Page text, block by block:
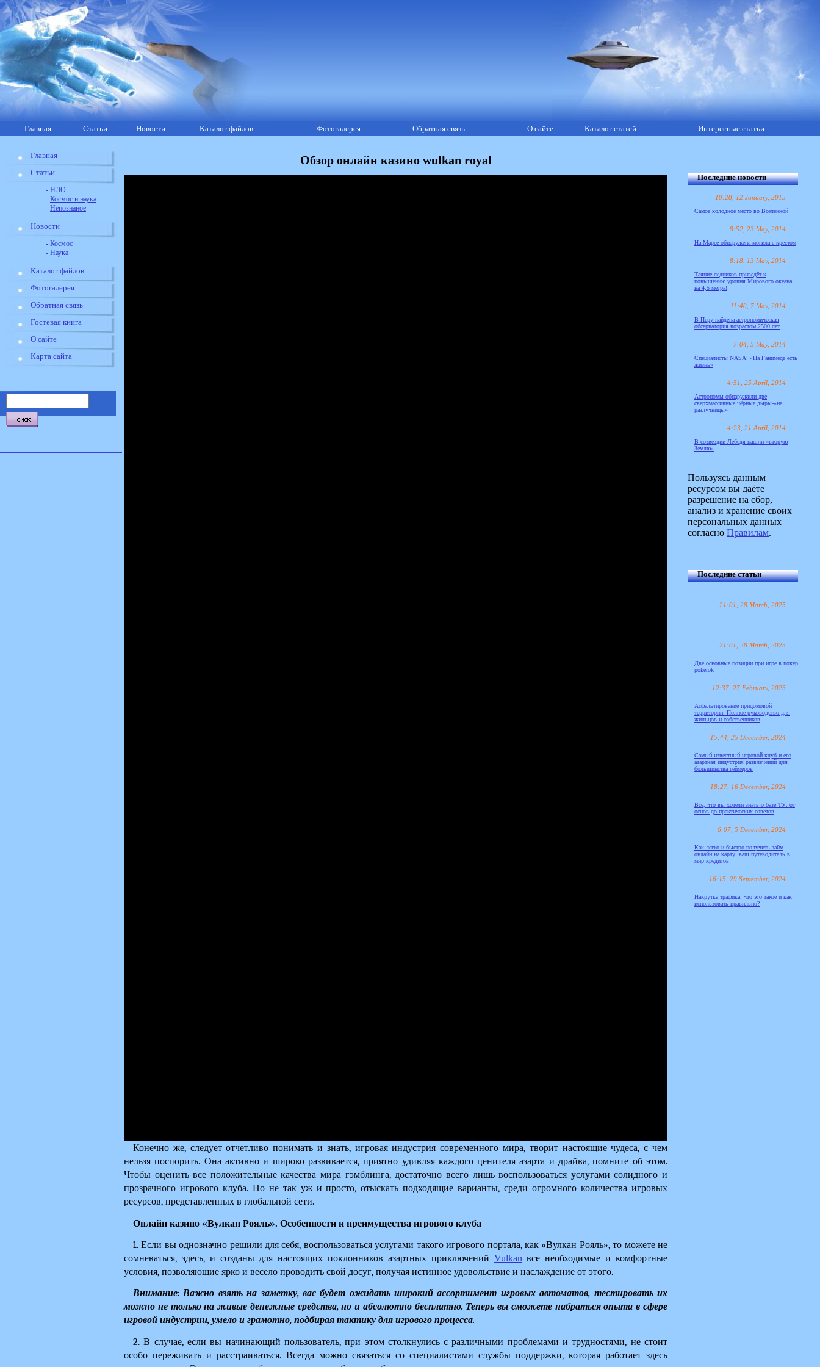
Главная Статьи Новости Каталог файлов Фотогалерея Обратная связь О сайте Каталог статей Интересные статьи
Главная
Статьи
- НЛО
- Космос и наука
- Непознаное
Новости
- Космос
- Наука
Каталог файлов
Фотогалерея
Обратная связь
Гостевая книга
О сайте
Карта сайта
Обзор онлайн казино wulkan royal
Конечно же, следует отчетливо понимать и знать, игровая индустрия современного мира, творит настоящие чудеса, с чем
нельзя поспорить. Она активно и широко развивается, приятно удивляя каждого ценителя азарта и драйва, помните об этом.
Чтобы оценить все положительные качества мира гэмблинга, достаточно всего лишь воспользоваться услугами солидного и
прозрачного игрового клуба. Но не так уж и просто, отыскать подходящие варианты, среди огромного количества игровых
ресурсов, представленных в глобальной сети.
Онлайн казино «Вулкан Рояль». Особенности и преимущества игрового клуба
1. Если вы однозначно решили для себя, воспользоваться услугами такого игрового портала, как «Вулкан Рояль», то можете не
сомневаться, здесь, и созданы для настоящих поклонников азартных приключений Vulkan все необходимые и комфортные
условия, позволяющие ярко и весело проводить свой досуг, получая истинное удовольствие и наслаждение от этого.
Внимание: Важно взять на заметку, вас будет ожидать широкий ассортимент игровых автоматов, тестировать их
можно не только на живые денежные средства, но и абсолютно бесплатно. Теперь вы сможете набраться опыта в сфере
игровой индустрии, умело и грамотно, подбирая тактику для игрового процесса.
2. В случае, если вы начинающий пользователь, при этом столкнулись с различными проблемами и трудностями, не стоит
особо переживать и расстраиваться. Всегда можно связаться со специалистами службы поддержки, которая работает здесь
Последние новости
10:28, 12 January, 2015
Самое холодное место во Вселенной
8:52, 23 May, 2014
На Марсе обнаружена могила с крестом
8:18, 13 May, 2014
Таяние ледников приведёт к
повышению уровня Мирового океана
на 4,5 метра!
11:40, 7 May, 2014
В Перу найдена астрономическая
обсерватория возрастом 2500 лет
7:04, 5 May, 2014
Специалисты NASA: «На Ганимеде есть
жизнь»
4:51, 25 April, 2014
Астрономы обнаружили две
сверхмассивные чёрные дыры-«не
разлучницы»
4:23, 21 April, 2014
В созвездии Лебедя нашли «вторую
Землю»
Пользуясь данным
ресурсом вы даёте
разрешение на сбор,
анализ и хранение своих
персональных данных
согласно Правилам.
Последние статьи
21:01, 28 March, 2025
21:01, 28 March, 2025
Две основные позиции при игре в покер
pokerok
12:37, 27 February, 2025
Асфальтирование придомовой
территории: Полное руководство для
жильцов и собственников
15:44, 25 December, 2024
Самый известный игровой клуб и его
азартная индустрия развлечений для
большинства геймеров
18:27, 16 December, 2024
Все, что вы хотели знать о базе ТУ: от
основ до практических советов
6:07, 5 December, 2024
Как легко и быстро получить займ
онлайн на карту: ваш путеводитель в
мир кредитов
16:15, 29 September, 2024
Накрутка трафика: что это такое и как
использовать правильно?